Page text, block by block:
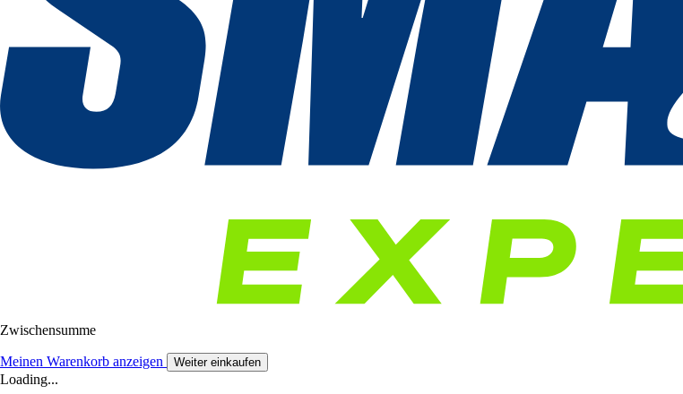
Zwischensumme
Meinen Warenkorb anzeigen Weiter einkaufen
Loading...